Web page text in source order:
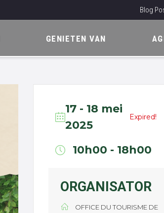
GENIETEN VAN
Blog
17 - 18 mei
2025
Expired!
10h00 - 18h00
ORGANISATOR
OFFICE DU TOURISME DE